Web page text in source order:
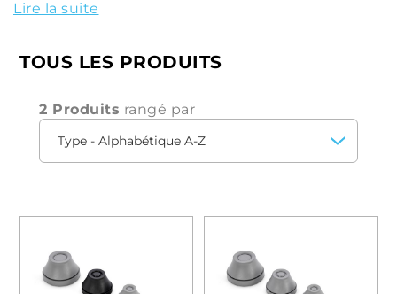
dans des matériaux d'une épaisseur
Large gamme de dimensions
pour différents diamètres de câbles et de
Couleur grise RAL 7001
industrielles.
Lire la suite
TOUS LES PRODUITS
2 Produits rangé par